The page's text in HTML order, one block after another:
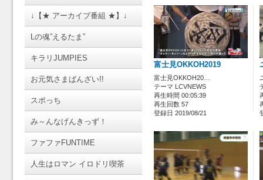
↓【★ アーカイブ番組 ★】↓
Lの魂”えるたま”
キラリJUMPIES
お元気さまばんざい!!
スポっち
み～んなげんきっず！
ファファFUNTIME
人生はロマン イロドリ喫茶
富士見OKKOH2019
富士見OKKOH20…
テーマ LCVNEWS
再生時間 00:05:39
再生回数 57
登録日 2019/08/21